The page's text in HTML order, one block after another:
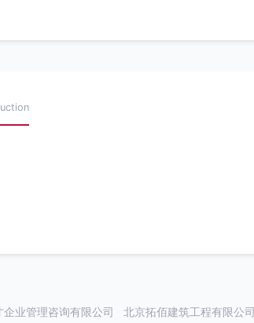
企业管理咨询有限公司 北京拓佰建筑工程有限公司